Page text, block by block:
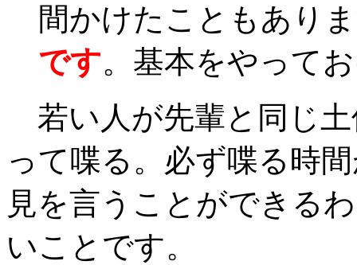
間かけたこともあり
です。基本をやって
若い人が先輩と同じ
って喋る。必ず喋る時
見を言うことができる
いことです。